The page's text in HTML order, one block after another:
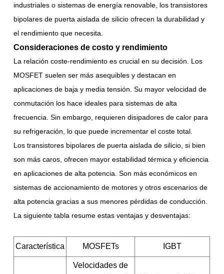
industriales o sistemas de energía renovable, los transistores
bipolares de puerta aislada de silicio ofrecen la durabilidad y
el rendimiento que necesita.
Consideraciones de costo y rendimiento
La relación coste-rendimiento es crucial en su decisión. Los
MOSFET suelen ser más asequibles y destacan en
aplicaciones de baja y media tensión. Su mayor velocidad de
conmutación los hace ideales para sistemas de alta
frecuencia. Sin embargo, requieren disipadores de calor para
su refrigeración, lo que puede incrementar el coste total.
Los transistores bipolares de puerta aislada de silicio, si bien
son más caros, ofrecen mayor estabilidad térmica y eficiencia
en aplicaciones de alta potencia. Son más económicos en
sistemas de accionamiento de motores y otros escenarios de
alta potencia gracias a sus menores pérdidas de conducción.
La siguiente tabla resume estas ventajas y desventajas:
Característica MOSFETs IGBT
Velocidades de